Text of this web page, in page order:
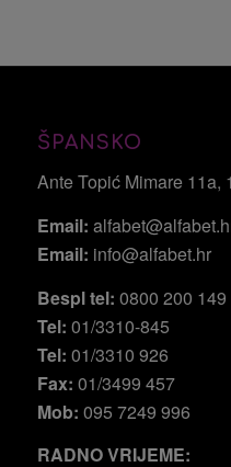
ŠPANSKO
Ante Topić Mimare 11a,
Email:
Email: info@alfabet.hr
Bespl tel: 0800 200 149
Tel: 01/3310-845
Tel: 01/3310 926
Fax: 01/3499 457
Mob: 095 7249 996
RADNO VRIJEME: